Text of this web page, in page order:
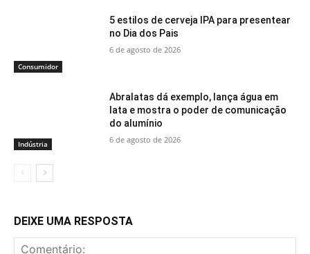
Consumidor
5 estilos de cerveja IPA para presentear
no Dia dos Pais
6 de agosto de 2026
Indústria
Abralatas dá exemplo, lança água em
lata e mostra o poder de comunicação
do alumínio
6 de agosto de 2026
DEIXE UMA RESPOSTA